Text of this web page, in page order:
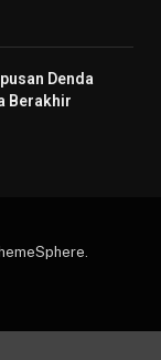
Denda
Berakhir
.